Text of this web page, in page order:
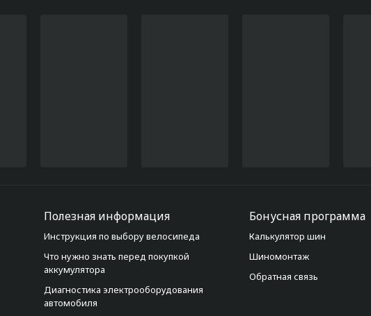
Полезная информация
Инструкция по выбору велосипеда
Что нужно знать перед покупкой
аккумулятора
Диагностика электрооборудования
автомобиля
Бонусная программа
Калькулятор шин
Шиномонтаж
Обратная связь